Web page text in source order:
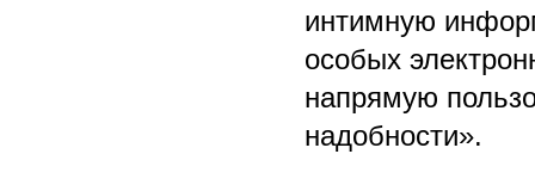
интимную
особых
напрямую
надобности».